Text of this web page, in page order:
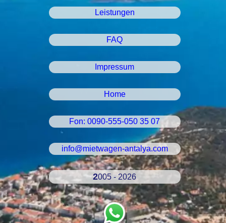
Leistungen
FAQ
Impressum
Home
Fon: 0090-555-050 35 07
info@mietwagen-antalya.com
2005 - 2026